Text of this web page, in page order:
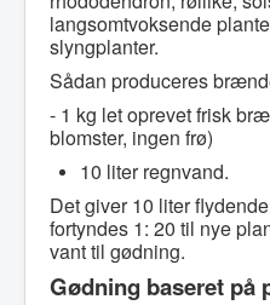
langsomtvoksende
slyngplanter.
Sådan produceres
- 1 kg let oprevet frisk
blomster, ingen frø)
10 liter regnvand.
Det giver 10 liter
fortyndes 1: 20 til nye
vant til gødning.
Gødning baseret på